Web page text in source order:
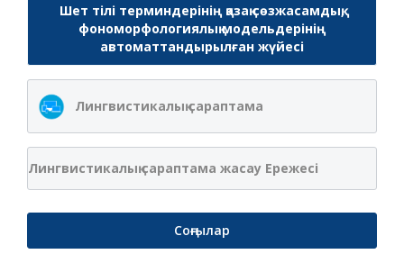
Шет тілі терминдерінің қазақ сөзжасамдық,
фономорфологиялық модельдерінің
автоматтандырылған жүйесі
Лингвистикалық сараптама
Лингвистикалық сараптама жасау Ережесі
Соңғылар